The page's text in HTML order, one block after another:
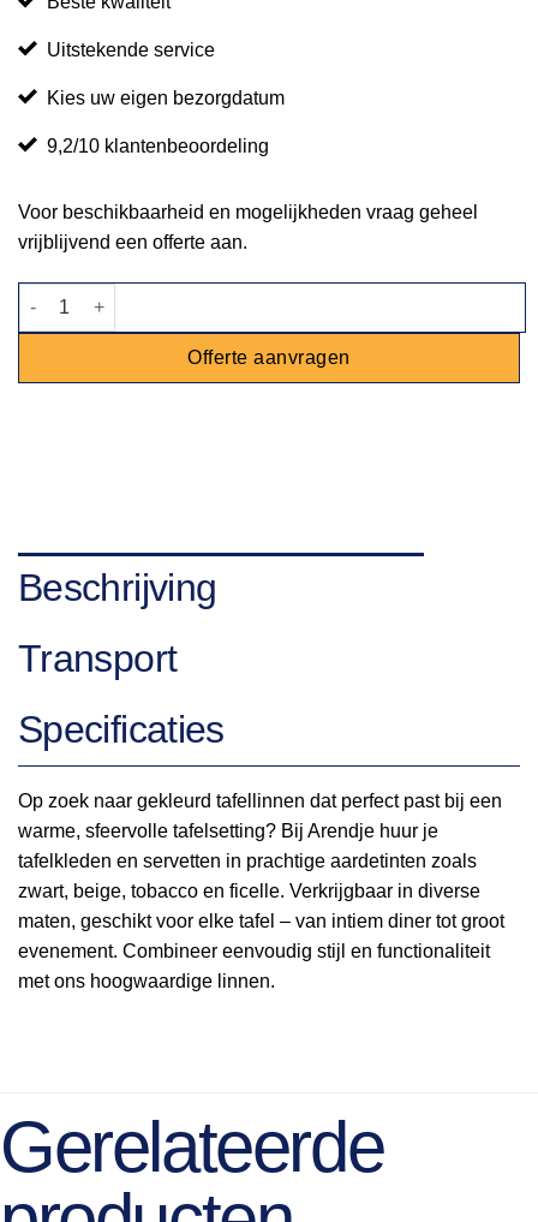
Uitstekende service
Kies uw eigen bezorgdatum
9,2/10 klantenbeoordeling
Voor beschikbaarheid en mogelijkheden vraag geheel
vrijblijvend een offerte aan.
Tafelkleed zwart 185x185cm aantal
Offerte aanvragen
Beschrijving
Transport
Specificaties
Op zoek naar gekleurd tafellinnen dat perfect past bij een
warme, sfeervolle tafelsetting? Bij Arendje huur je
tafelkleden en servetten in prachtige aardetinten zoals
zwart, beige, tobacco en ficelle. Verkrijgbaar in diverse
maten, geschikt voor elke tafel – van intiem diner tot groot
evenement. Combineer eenvoudig stijl en functionaliteit
met ons hoogwaardige linnen.
Gerelateerde